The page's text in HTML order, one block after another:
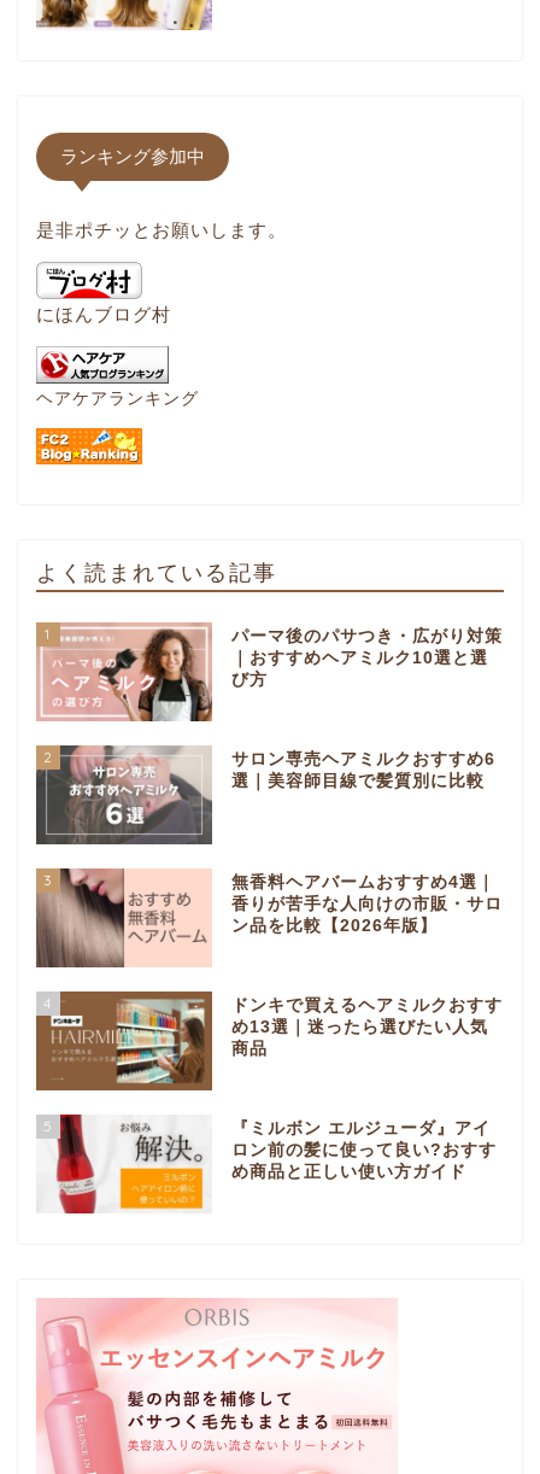
ランキング参加中
是非ポチッとお願いします。
にほんブログ村
ヘアケアランキング
よく読まれている記事
1
パーマ後のパサつき・広がり対策
｜おすすめヘアミルク10選と選
び方
2
サロン専売ヘアミルクおすすめ6
選｜美容師目線で髪質別に比較
3
無香料ヘアバームおすすめ4選｜
香りが苦手な人向けの市販・サロ
ン品を比較【2026年版】
4
ドンキで買えるヘアミルクおすす
め13選｜迷ったら選びたい人気
商品
5
『ミルボン エルジューダ』アイ
ロン前の髪に使って良い?おすす
め商品と正しい使い方ガイド